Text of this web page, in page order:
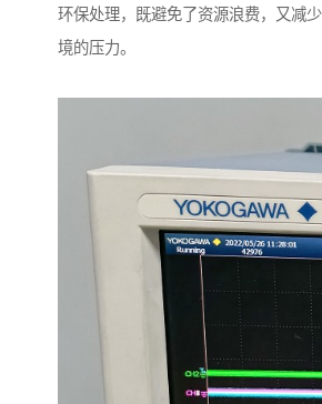
环保处理，既避免了资源浪费，又减
境的压力。